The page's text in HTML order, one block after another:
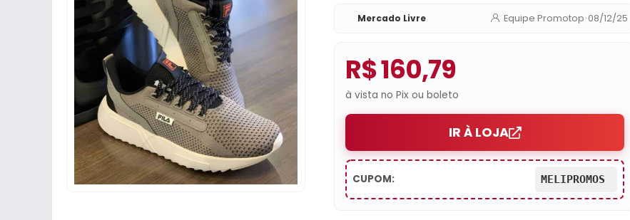
Mercado Livre Equipe Promotop•08/12/25
R$ 160,79
à vista no Pix ou boleto
IR À LOJA
CUPOM: MELIPROMOS